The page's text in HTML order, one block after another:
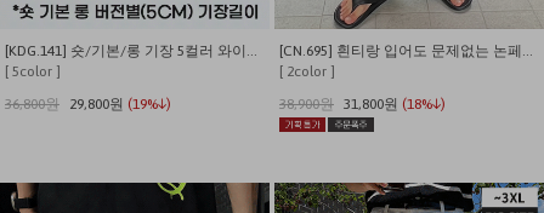
[KDG.141] 숏/기본/롱 기장 5컬러 와이드밴딩 스판 데님
[ 5color ]
36,800원
29,800원 (19%↓)
[CN.695] 흰티랑 입어도 문제없는 논페이드 일자핏 생지 데님팬츠
[ 2color ]
38,900원 31,800원 (18%↓)